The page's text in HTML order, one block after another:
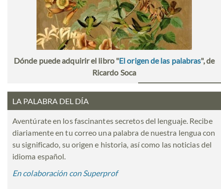
Dónde puede adquirir el libro "El origen de las palabras", de
Ricardo Soca
LA PALABRA DEL DÍA
Aventúrate en los fascinantes secretos del lenguaje. Recibe
diariamente en tu correo una palabra de nuestra lengua con
su significado, su origen e historia, así como las noticias del
idioma español.
En colaboración con Superprof